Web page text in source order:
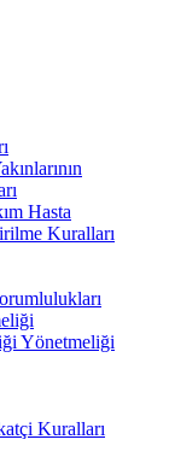
Hasta
Kuralları
Yönetmeliği
Kuralları